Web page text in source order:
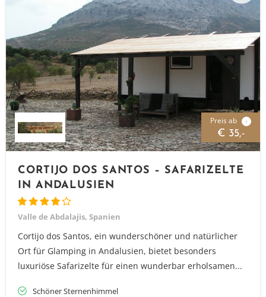
Preis ab i
€ 35,-
CORTIJO DOS SANTOS – SAFARIZELTE
IN ANDALUSIEN
Valle de Abdalajis, Spanien
Cortijo dos Santos, ein wunderschöner und natürlicher
Ort für Glamping in Andalusien, bietet besonders
luxuriöse Safarizelte für einen wunderbar erholsamen...
Schöner Sternenhimmel